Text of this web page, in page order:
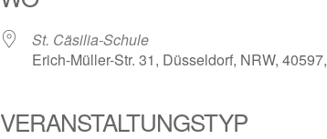
St. Cäsilia-Schule
Erich-Müller-Str. 31, Düsseldorf, NRW,
VERANSTALTUNGSTYP